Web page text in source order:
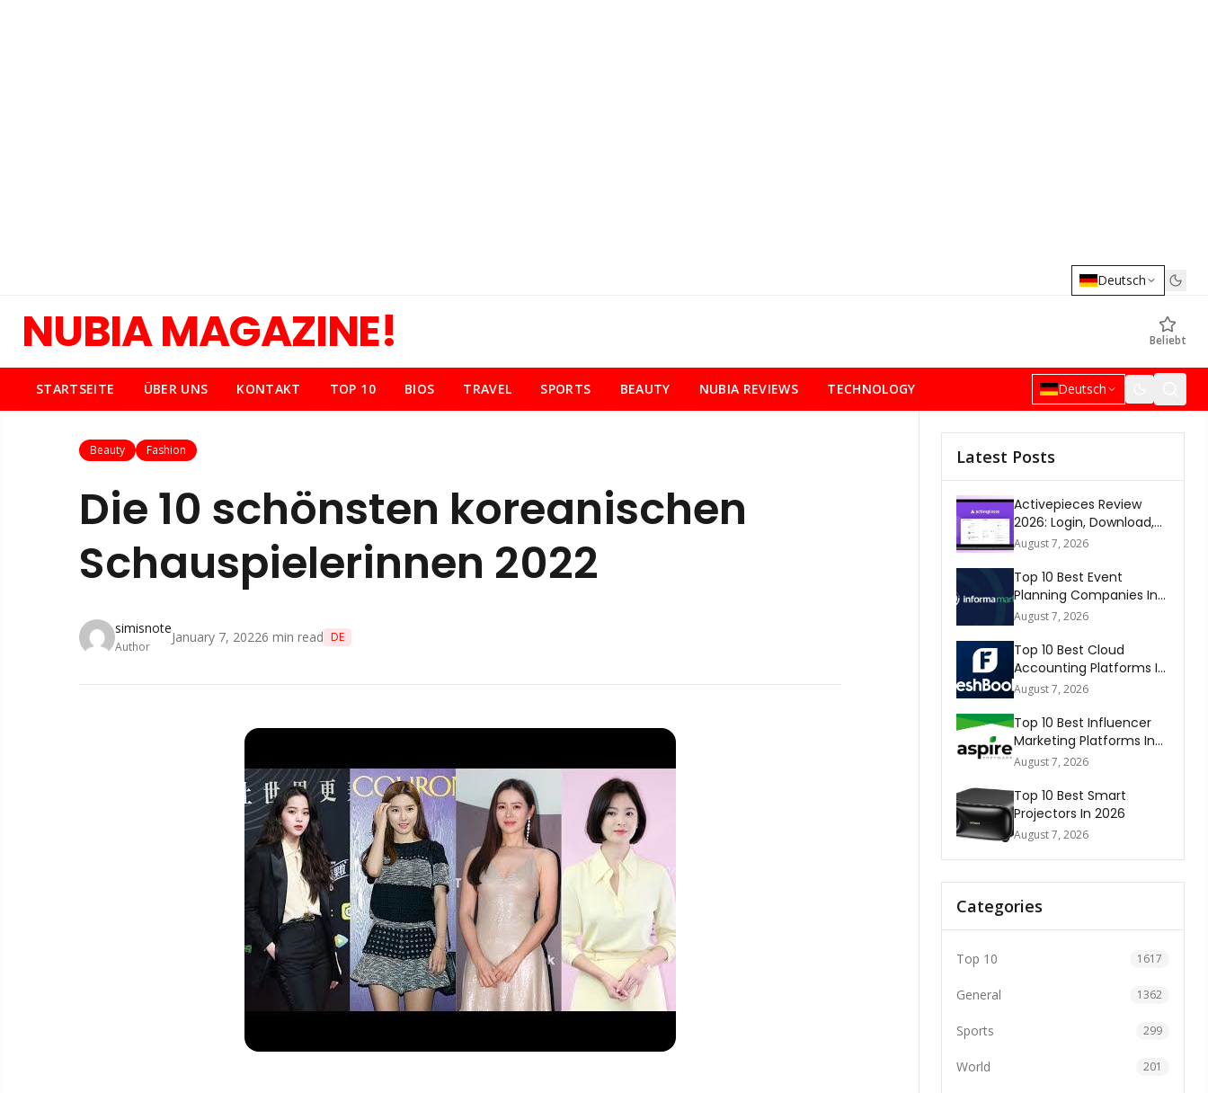
Deutsch
NUBIA MAGAZINE! Beliebt
STARTSEITE ÜBER UNS KONTAKT TOP 10 BIOS TRAVEL SPORTS BEAUTY NUBIA REVIEWS TECHNOLOGY Deutsch
Beauty Fashion
Die 10 schönsten koreanischen
Schauspielerinnen 2022
simisnote
Author
January 7, 20226 min read DE
Latest Posts
Activepieces Review
2026: Login, Download,
AI, Pricing, Automation &
August 7, 2026
Top 10 Best Event
Planning Companies In
The World 2026
August 7, 2026
Top 10 Best Cloud
Accounting Platforms In
The World 2026
August 7, 2026
Top 10 Best Influencer
Marketing Platforms In
The World 2026
August 7, 2026
Top 10 Best Smart
Projectors In 2026
August 7, 2026
Categories
Top 10 1617
General 1362
Sports 299
World 201